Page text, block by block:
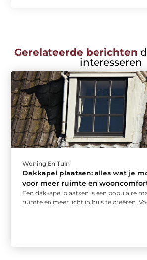
Gerelateerde berichten
interesseren
Woning En Tuin
Dakkapel plaatsen: alles wat je
voor meer ruimte en
Een dakkapel plaatsen is een populaire
ruimte en meer licht in huis te creëren.